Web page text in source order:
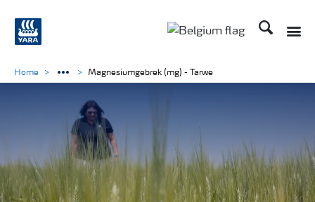
Zoek op
Home Magnesiumgebrek (mg) - Tarwe